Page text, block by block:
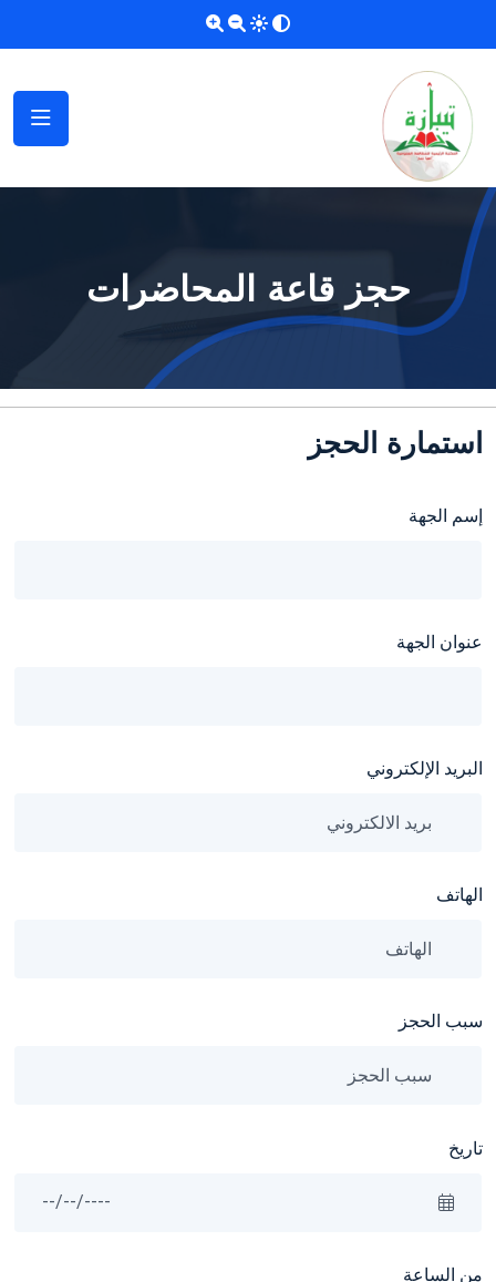
حجز قاعة المحاضرات
استمارة الحجز
إسم الجهة
عنوان الجهة
البريد الإلكتروني
الهاتف
سبب الحجز
تاريخ
من الساعة